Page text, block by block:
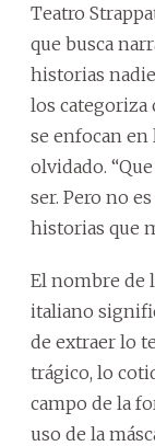
Teatro
que busca
historias
los categoriza
se enfocan
olvidado.
ser. Pero no
historias que
El nombre de
italiano
de extraer lo
trágico, lo
campo de la
uso de la